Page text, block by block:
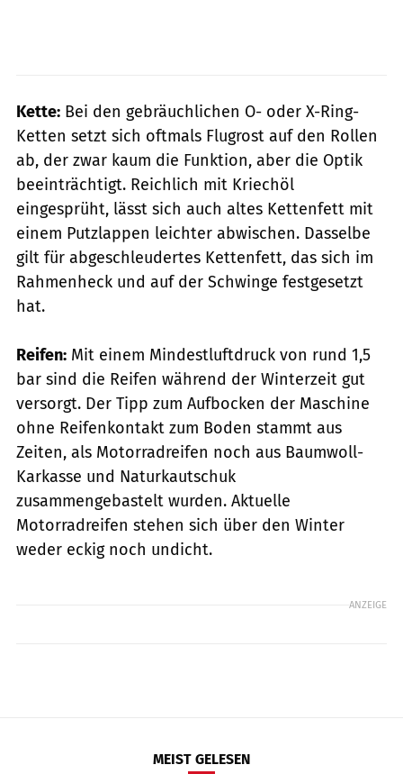
Kette: Bei den gebräuchlichen O- oder X-Ring-
Ketten setzt sich oftmals Flugrost auf den Rollen
ab, der zwar kaum die Funktion, aber die Optik
beeinträchtigt. Reichlich mit Kriechöl
eingesprüht, lässt sich auch altes Kettenfett mit
einem Putzlappen leichter abwischen. Dasselbe
gilt für abgeschleudertes Kettenfett, das sich im
Rahmenheck und auf der Schwinge festgesetzt
hat.
Reifen: Mit einem Mindestluftdruck von rund 1,5
bar sind die Reifen während der Winterzeit gut
versorgt. Der Tipp zum Aufbocken der Maschine
ohne Reifenkontakt zum Boden stammt aus
Zeiten, als Motorradreifen noch aus Baumwoll-
Karkasse und Naturkautschuk
zusammengebastelt wurden. Aktuelle
Motorradreifen stehen sich über den Winter
weder eckig noch undicht.
ANZEIGE
MEIST GELESEN